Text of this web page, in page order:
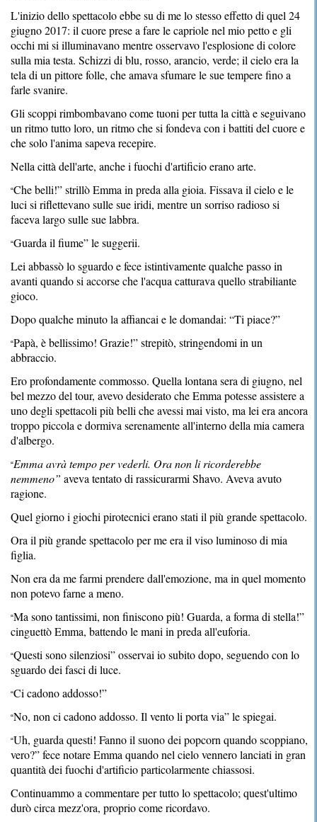
L'inizio dello spettacolo ebbe su di me lo stesso effetto di quel 24
giugno 2017: il cuore prese a fare le capriole nel mio petto e gli
occhi mi si illuminavano mentre osservavo l'esplosione di colore
sulla mia testa. Schizzi di blu, rosso, arancio, verde; il cielo era la
tela di un pittore folle, che amava sfumare le sue tempere fino a
farle svanire.
Gli scoppi rimbombavano come tuoni per tutta la città e seguivano
un ritmo tutto loro, un ritmo che si fondeva con i battiti del cuore e
che solo l'anima sapeva recepire.
Nella città dell'arte, anche i fuochi d'artificio erano arte.
“Che belli!” strillò Emma in preda alla gioia. Fissava il cielo e le
luci si riflettevano sulle sue iridi, mentre un sorriso radioso si
faceva largo sulle sue labbra.
“Guarda il fiume” le suggerii.
Lei abbassò lo sguardo e fece istintivamente qualche passo in
avanti quando si accorse che l'acqua catturava quello strabiliante
gioco.
Dopo qualche minuto la affiancai e le domandai: “Ti piace?”
“Papà, è bellissimo! Grazie!” strepitò, stringendomi in un
abbraccio.
Ero profondamente commosso. Quella lontana sera di giugno, nel
bel mezzo del tour, avevo desiderato che Emma potesse assistere a
uno degli spettacoli più belli che avessi mai visto, ma lei era ancora
troppo piccola e dormiva serenamente all'interno della mia camera
d'albergo.
“Emma avrà tempo per vederli. Ora non li ricorderebbe
nemmeno” aveva tentato di rassicurarmi Shavo. Aveva avuto
ragione.
Quel giorno i giochi pirotecnici erano stati il più grande spettacolo.
Ora il più grande spettacolo per me era il viso luminoso di mia
figlia.
Non era da me farmi prendere dall'emozione, ma in quel momento
non potevo farne a meno.
“Ma sono tantissimi, non finiscono più! Guarda, a forma di stella!”
cinguettò Emma, battendo le mani in preda all'euforia.
“Questi sono silenziosi” osservai io subito dopo, seguendo con lo
sguardo dei fasci di luce.
“Ci cadono addosso!”
“No, non ci cadono addosso. Il vento li porta via” le spiegai.
“Uh, guarda questi! Fanno il suono dei popcorn quando scoppiano,
vero?” fece notare Emma quando nel cielo vennero lanciati in gran
quantità dei fuochi d'artificio particolarmente chiassosi.
Continuammo a commentare per tutto lo spettacolo; quest'ultimo
durò circa mezz'ora, proprio come ricordavo.